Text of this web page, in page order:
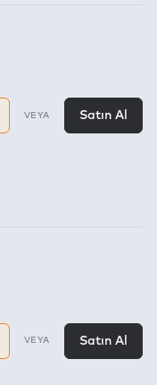
VEYA Satın Al
VEYA Satın Al